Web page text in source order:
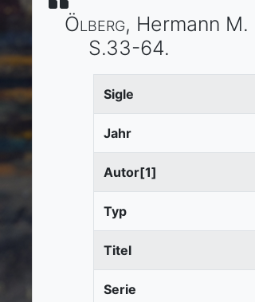
Ölberg, Hermann M.
S.33-64.
Sigle
Jahr
Autor[1]
Typ
Titel
Serie